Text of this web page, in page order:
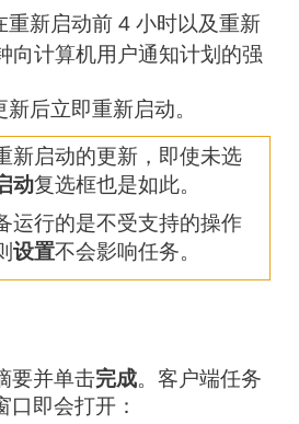
新启动前 4 小时以及重新
向计算机用户通知计划的强
后立即重新启动。
新启动的更新，即使未选
动复选框也是如此。
运行的是不受支持的操作
设置不会影响任务。
要并单击完成。客户端任务
即会打开：